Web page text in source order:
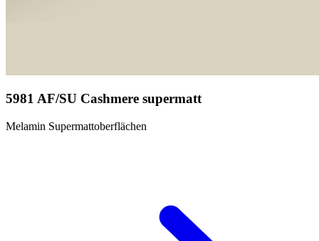
5981 AF/SU Cashmere supermatt
Melamin Supermattoberflächen